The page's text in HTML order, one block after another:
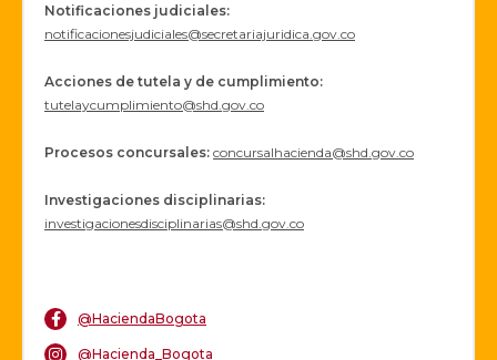
Notificaciones judiciales:
notificacionesjudiciales@secretariajuridica.gov.co
Acciones de tutela y de cumplimiento:
tutelaycumplimiento@shd.gov.co
Procesos concursales: concursalhacienda@shd.gov.co
Investigaciones disciplinarias:
investigacionesdisciplinarias@shd.gov.co
@HaciendaBogota
@Hacienda_Bogota